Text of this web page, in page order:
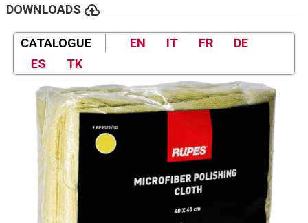
DOWNLOADS cloud_upload
CATALOGUE EN IT FR
DE
ES
TK